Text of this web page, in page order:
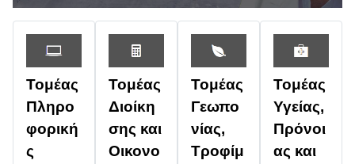
Τομέας
Πληρο
φορική
ς
Τομέας
Διοίκη
σης και
Οικονο
Τομέας
Γεωπο
νίας,
Τροφίμ
Τομέας
Υγείας,
Πρόνοι
ας και